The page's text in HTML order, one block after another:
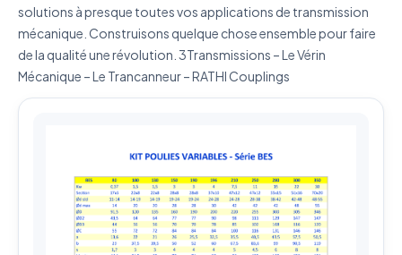
solutions à presque toutes vos applications de transmission
mécanique. Construisons quelque chose ensemble pour faire
de la qualité une révolution. 3Transmissions – Le Vérin
Mécanique – Le Trancanneur – RATHI Couplings
Vos données sont protégées et ne seront jamais
partagées